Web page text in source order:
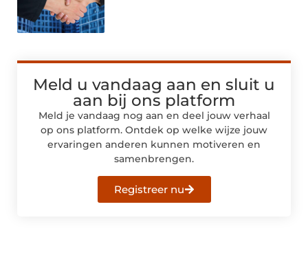
Meld u vandaag aan en sluit u
aan bij ons platform
Meld je vandaag nog aan en deel jouw verhaal
op ons platform. Ontdek op welke wijze jouw
ervaringen anderen kunnen motiveren en
samenbrengen.
Registreer nu